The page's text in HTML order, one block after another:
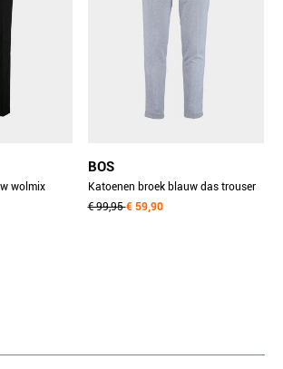
wolmix
5681
BOS
Katoenen broek blauw das trouser
23104da20bo/240 blue
€ 99,95€ 59,90